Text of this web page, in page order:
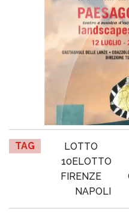
TAG LOTTO
10ELOTTO
FIRENZE
NAPOLI